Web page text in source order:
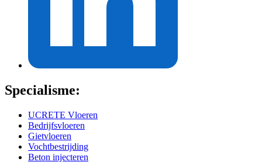
Specialisme:
UCRETE Vloeren
Bedrijfsvloeren
Gietvloeren
Vochtbestrijding
Beton injecteren